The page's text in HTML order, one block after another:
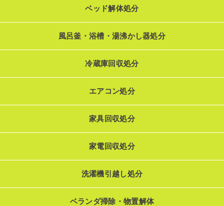
ベッド解体処分
風呂釜・浴槽・湯沸かし器処分
冷蔵庫回収処分
エアコン処分
家具回収処分
家電回収処分
洗濯機引越し処分
ベランダ掃除・物置解体